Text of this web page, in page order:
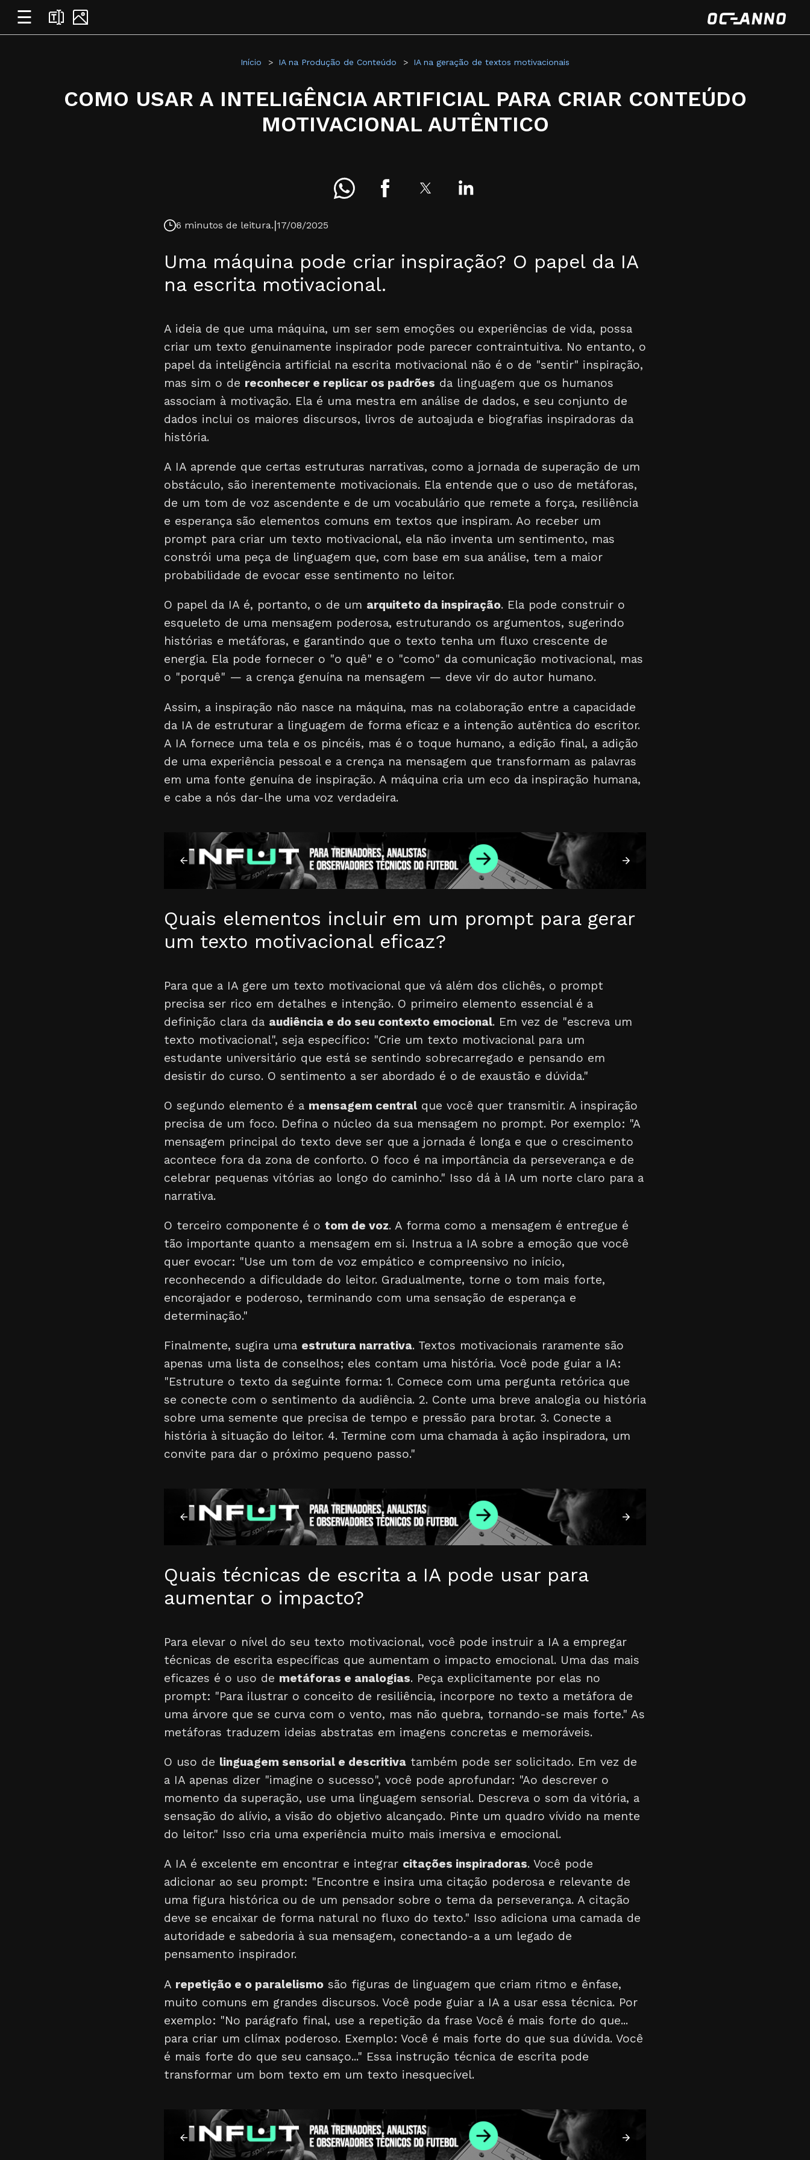
☰
Início IA na Produção de Conteúdo IA na geração de textos motivacionais
COMO USAR A INTELIGÊNCIA ARTIFICIAL PARA CRIAR CONTEÚDO
MOTIVACIONAL AUTÊNTICO
6 minutos de leitura.|17/08/2025
Uma máquina pode criar inspiração? O papel da IA
na escrita motivacional.
A ideia de que uma máquina, um ser sem emoções ou experiências de vida, possa
criar um texto genuinamente inspirador pode parecer contraintuitiva. No entanto, o
papel da inteligência artificial na escrita motivacional não é o de "sentir" inspiração,
mas sim o de reconhecer e replicar os padrões da linguagem que os humanos
associam à motivação. Ela é uma mestra em análise de dados, e seu conjunto de
dados inclui os maiores discursos, livros de autoajuda e biografias inspiradoras da
história.
A IA aprende que certas estruturas narrativas, como a jornada de superação de um
obstáculo, são inerentemente motivacionais. Ela entende que o uso de metáforas,
de um tom de voz ascendente e de um vocabulário que remete a força, resiliência
e esperança são elementos comuns em textos que inspiram. Ao receber um
prompt para criar um texto motivacional, ela não inventa um sentimento, mas
constrói uma peça de linguagem que, com base em sua análise, tem a maior
probabilidade de evocar esse sentimento no leitor.
O papel da IA é, portanto, o de um arquiteto da inspiração. Ela pode construir o
esqueleto de uma mensagem poderosa, estruturando os argumentos, sugerindo
histórias e metáforas, e garantindo que o texto tenha um fluxo crescente de
energia. Ela pode fornecer o "o quê" e o "como" da comunicação motivacional, mas
o "porquê" — a crença genuína na mensagem — deve vir do autor humano.
Assim, a inspiração não nasce na máquina, mas na colaboração entre a capacidade
da IA de estruturar a linguagem de forma eficaz e a intenção autêntica do escritor.
A IA fornece uma tela e os pincéis, mas é o toque humano, a edição final, a adição
de uma experiência pessoal e a crença na mensagem que transformam as palavras
em uma fonte genuína de inspiração. A máquina cria um eco da inspiração humana,
e cabe a nós dar-lhe uma voz verdadeira.
Quais elementos incluir em um prompt para gerar
um texto motivacional eficaz?
Para que a IA gere um texto motivacional que vá além dos clichês, o prompt
precisa ser rico em detalhes e intenção. O primeiro elemento essencial é a
definição clara da audiência e do seu contexto emocional. Em vez de "escreva um
texto motivacional", seja específico: "Crie um texto motivacional para um
estudante universitário que está se sentindo sobrecarregado e pensando em
desistir do curso. O sentimento a ser abordado é o de exaustão e dúvida."
O segundo elemento é a mensagem central que você quer transmitir. A inspiração
precisa de um foco. Defina o núcleo da sua mensagem no prompt. Por exemplo: "A
mensagem principal do texto deve ser que a jornada é longa e que o crescimento
acontece fora da zona de conforto. O foco é na importância da perseverança e de
celebrar pequenas vitórias ao longo do caminho." Isso dá à IA um norte claro para a
narrativa.
O terceiro componente é o tom de voz. A forma como a mensagem é entregue é
tão importante quanto a mensagem em si. Instrua a IA sobre a emoção que você
quer evocar: "Use um tom de voz empático e compreensivo no início,
reconhecendo a dificuldade do leitor. Gradualmente, torne o tom mais forte,
encorajador e poderoso, terminando com uma sensação de esperança e
determinação."
Finalmente, sugira uma estrutura narrativa. Textos motivacionais raramente são
apenas uma lista de conselhos; eles contam uma história. Você pode guiar a IA:
"Estruture o texto da seguinte forma: 1. Comece com uma pergunta retórica que
se conecte com o sentimento da audiência. 2. Conte uma breve analogia ou história
sobre uma semente que precisa de tempo e pressão para brotar. 3. Conecte a
história à situação do leitor. 4. Termine com uma chamada à ação inspiradora, um
convite para dar o próximo pequeno passo."
Quais técnicas de escrita a IA pode usar para
aumentar o impacto?
Para elevar o nível do seu texto motivacional, você pode instruir a IA a empregar
técnicas de escrita específicas que aumentam o impacto emocional. Uma das mais
eficazes é o uso de metáforas e analogias. Peça explicitamente por elas no
prompt: "Para ilustrar o conceito de resiliência, incorpore no texto a metáfora de
uma árvore que se curva com o vento, mas não quebra, tornando-se mais forte." As
metáforas traduzem ideias abstratas em imagens concretas e memoráveis.
O uso de linguagem sensorial e descritiva também pode ser solicitado. Em vez de
a IA apenas dizer "imagine o sucesso", você pode aprofundar: "Ao descrever o
momento da superação, use uma linguagem sensorial. Descreva o som da vitória, a
sensação do alívio, a visão do objetivo alcançado. Pinte um quadro vívido na mente
do leitor." Isso cria uma experiência muito mais imersiva e emocional.
A IA é excelente em encontrar e integrar citações inspiradoras. Você pode
adicionar ao seu prompt: "Encontre e insira uma citação poderosa e relevante de
uma figura histórica ou de um pensador sobre o tema da perseverança. A citação
deve se encaixar de forma natural no fluxo do texto." Isso adiciona uma camada de
autoridade e sabedoria à sua mensagem, conectando-a a um legado de
pensamento inspirador.
A repetição e o paralelismo são figuras de linguagem que criam ritmo e ênfase,
muito comuns em grandes discursos. Você pode guiar a IA a usar essa técnica. Por
exemplo: "No parágrafo final, use a repetição da frase Você é mais forte do que...
para criar um clímax poderoso. Exemplo: Você é mais forte do que sua dúvida. Você
é mais forte do que seu cansaço..." Essa instrução técnica de escrita pode
transformar um bom texto em um texto inesquecível.